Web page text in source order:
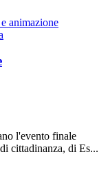
animazione
l'evento finale
cittadinanza, di Es...